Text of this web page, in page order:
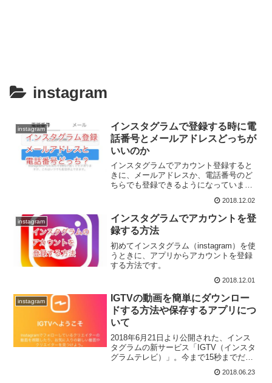
instagram
instagram
インスタグラムで登録する時に電
話番号とメールアドレスどっちが
いいのか
インスタグラムでアカウント登録すると
きに、メールアドレスか、電話番号のど
ちらでも登録できるようになっていま
選べばいいのかわからなくて悩んでしま
いますよね。基本はどちらを選んでも登
録には影響がないのですが、...
2018.12.02
instagram
インスタグラムでアカウントを登
録する方法
初めてインスタグラム（instagram）を使
うときに、アプリからアカウントを登録
する方法です。
2018.12.01
instagram
IGTVの動画を簡単にダウンロー
ドする方法や保存するアプリにつ
いて
2018年6月21日より公開された、インス
タグラムの新サービス「IGTV（インスタ
グラムテレビ）」。今まで15秒までだっ
きるようにした新しいサービスです。ぞ
2018.06.23